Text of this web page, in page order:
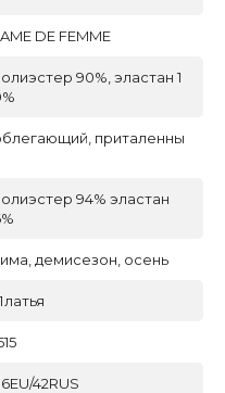
DE FEMME
90%, эластан 1
приталенны
94% эластан
демисезон, осень
42RUS